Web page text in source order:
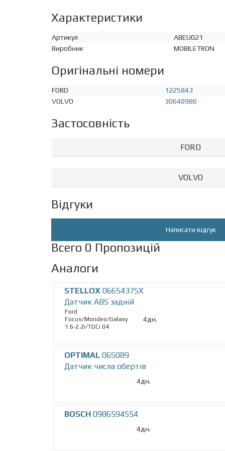
Характеристики
Артикул
ABEU021
Виробник
MOBILETRON
Оригінальні номери
FORD
1225843
VOLVO
30648986
Застосовність
FORD
VOLVO
Відгуки
Написати відгук
Всего 0 Пропозицій
Аналоги
STELLOX 0665437SX
Датчик ABS задній
Ford
Focus/Mondeo/Galaxy
1.6-2.2i/TDCi 04
4дн.
OPTIMAL 06S089
Датчик числа обертів
4дн.
BOSCH 0986594554
4дн.